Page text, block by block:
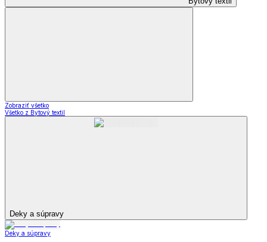
Zobraziť všetko
Všetko z Bytový textil
Deky a súpravy
Deky a súpravy